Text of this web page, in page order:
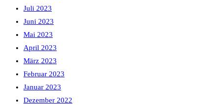
Juli 2023
Juni 2023
Mai 2023
April 2023
März 2023
Februar 2023
Januar 2023
Dezember 2022